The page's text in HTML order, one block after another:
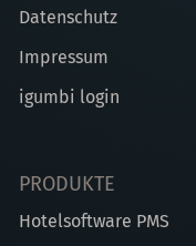
Datenschutz
Impressum
igumbi login
PRODUKTE
Hotelsoftware PMS